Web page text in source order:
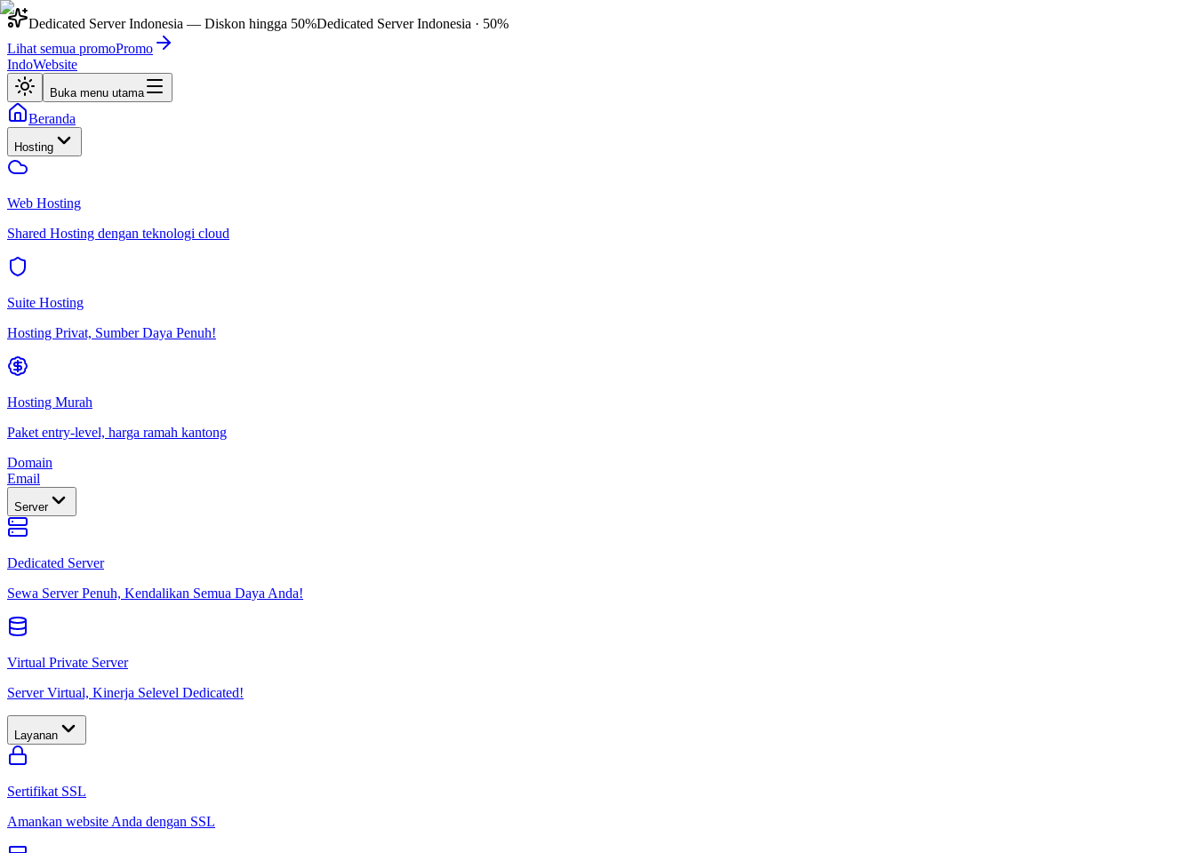
Dedicated Server Indonesia — Diskon hingga 50%Dedicated Server Indonesia · 50%
Lihat semua promoPromo
IndoWebsite
Buka menu utama
Beranda
Hosting
Web Hosting
Shared Hosting dengan teknologi cloud
Suite Hosting
Hosting Privat, Sumber Daya Penuh!
Hosting Murah
Paket entry-level, harga ramah kantong
Domain
Email
Server
Dedicated Server
Sewa Server Penuh, Kendalikan Semua Daya Anda!
Virtual Private Server
Server Virtual, Kinerja Selevel Dedicated!
Layanan
Sertifikat SSL
Amankan website Anda dengan SSL